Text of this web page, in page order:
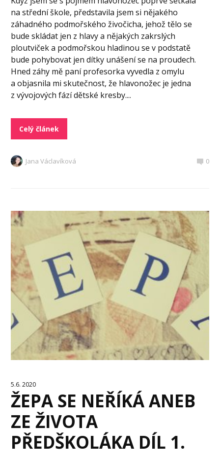
na střední škole, představila jsem si nějakého
záhadného podmořského živočicha, jehož tělo se
bude skládat jen z hlavy a nějakých zakrslých
ploutviček a podmořskou hladinou se v podstatě
bude pohybovat jen dítky unášení se na proudech.
Hned záhy mě paní profesorka vyvedla z omylu
a objasnila mi skutečnost, že hlavonožec je jedna
z vývojových fází dětské kresby....
Celý článek
Jana Václavíková 0
5.6. 2020
ŽEPA SE NEŘÍKÁ ANEB
ZE ŽIVOTA
PŘEDŠKOLÁKA DÍL 1.